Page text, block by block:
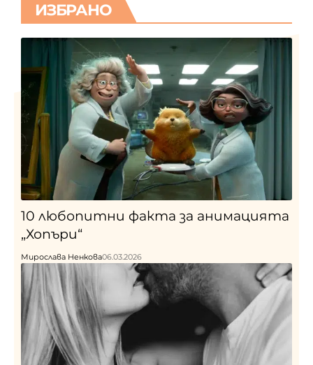
ИЗБРАНО
10 любопитни факта за анимацията
„Хопъри“
Мирослава Ненкова06.03.2026